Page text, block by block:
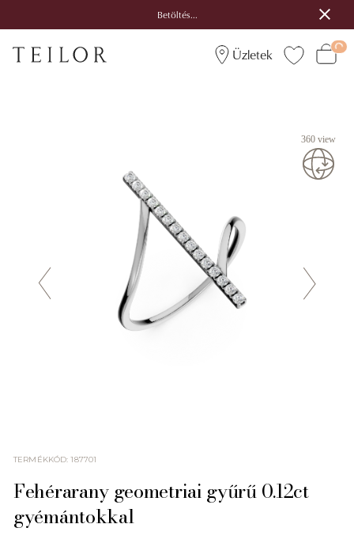
Betöltés...
Üzletek
360 view
TERMÉKKÓD:187701
Fehérarany geometriai gyűrű 0.12ct
gyémántokkal